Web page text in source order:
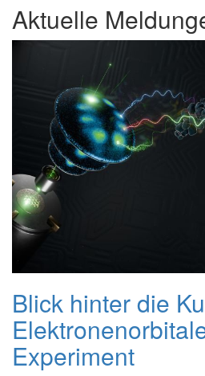
Aktuelle
Blick hinter die
Experiment